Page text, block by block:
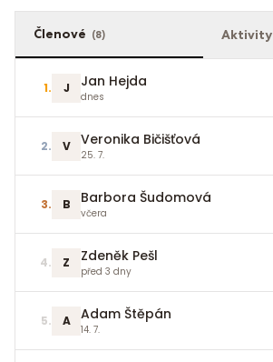
Členové (8) Aktivity
1. J Jan Hejda
dnes
2. V Veronika Bičišťová
25. 7.
3. B Barbora Šudomová
včera
4. Z Zdeněk Pešl
před 3 dny
5. A Adam Štěpán
14. 7.